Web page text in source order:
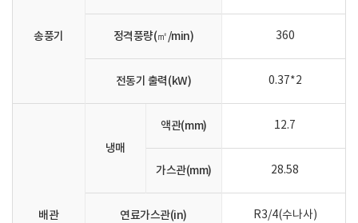
송풍기 정격풍량(㎡/min) 360
전동기 출력(kW) 0.37*2
배관
냉매
액관(mm) 12.7
가스관(mm) 28.58
연료가스관(in) R3/4(수나사)